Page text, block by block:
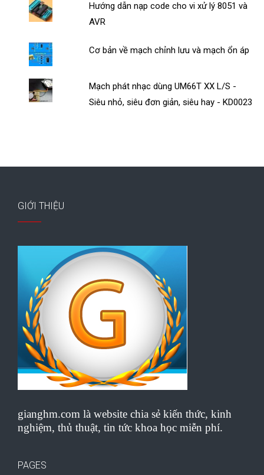
Hướng dẫn nạp code cho vi xử lý 8051 và
AVR
Cơ bản về mạch chỉnh lưu và mạch ổn áp
Mạch phát nhạc dùng UM66T XX L/S -
Siêu nhỏ, siêu đơn giản, siêu hay - KD0023
GIỚI THIỆU
gianghm.com là website chia sẻ kiến thức, kinh
nghiệm, thủ thuật, tin tức khoa học miễn phí.
PAGES